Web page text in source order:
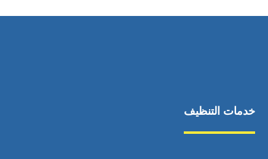
خدمات التنظيف